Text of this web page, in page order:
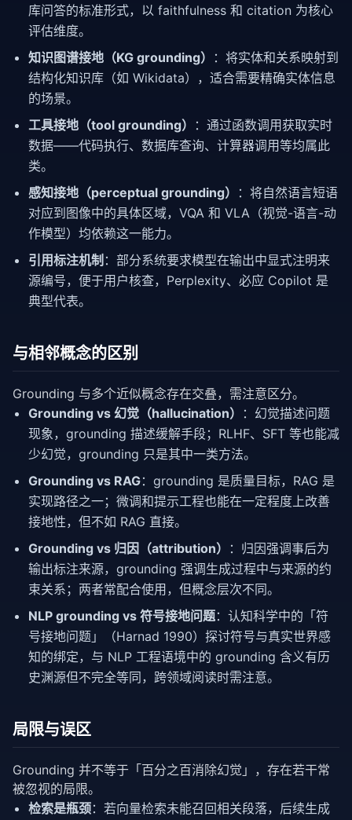
库问答的标准形式，以 faithfulness 和 citation 为核心
评估维度。
知识图谱接地（KG grounding）
：将实体和关系映射到
结构化知识库（如 Wikidata），适合需要精确实体信息
的场景。
工具接地（tool grounding）
：通过函数调用获取实时
数据——代码执行、数据库查询、计算器调用等均属此
类。
感知接地（perceptual grounding）
：将自然语言短语
对应到图像中的具体区域，VQA 和 VLA（视觉-语言-动
作模型）均依赖这一能力。
引用标注机制 ：部分系统要求模型在输出中显式注明来
源编号，便于用户核查，Perplexity、必应 Copilot 是
典型代表。
与相邻概念的区别
Grounding 与多个近似概念存在交叠，需注意区分。
Grounding vs 幻觉（hallucination）
：幻觉描述问题
现象，grounding 描述缓解手段；RLHF、SFT 等也能减
少幻觉，grounding 只是其中一类方法。
Grounding vs RAG：grounding 是质量目标，RAG 是
实现路径之一；微调和提示工程也能在一定程度上改善
接地性，但不如 RAG 直接。
Grounding vs 归因（attribution）
：归因强调事后为
输出标注来源，grounding 强调生成过程中与来源的约
束关系；两者常配合使用，但概念层次不同。
NLP grounding vs 符号接地问题：认知科学中的「符
号接地问题」（Harnad 1990）探讨符号与真实世界感
知的绑定，与 NLP 工程语境中的 grounding 含义有历
史渊源但不完全等同，跨领域阅读时需注意。
局限与误区
Grounding 并不等于「百分之百消除幻觉」，存在若干常
被忽视的局限。
检索是瓶颈：若向量检索未能召回相关段落，后续生成